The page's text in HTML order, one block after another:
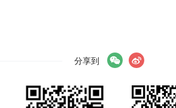
分享到